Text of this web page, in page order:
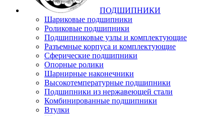
ПОДШИПНИКИ
Шариковые подшипники
Роликовые подшипники
Подшипниковые узлы и комплектующие
Разъемные корпуса и комплектующие
Сферические подшипники
Опорные ролики
Шарнирные наконечники
Высокотемпературные подшипники
Подшипники из нержавеющей стали
Комбинированные подшипники
Втулки